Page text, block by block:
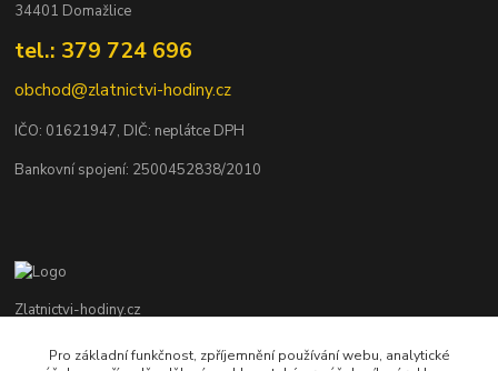
34401 Domažlice
tel.: 379 724 696
obchod@zlatnictvi-hodiny.cz
IČO: 01621947, DIČ: neplátce DPH
Bankovní spojení: 2500452838/2010
Zlatnictvi-hodiny.cz
+420 379 492 545
Pro základní funkčnost, zpříjemnění používání webu, analytické